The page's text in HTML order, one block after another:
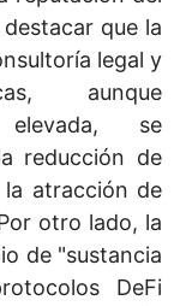
que la
legal y
aunque
elevada, se
reducción de
atracción de
otro lado, la
de "sustancia
DeFi